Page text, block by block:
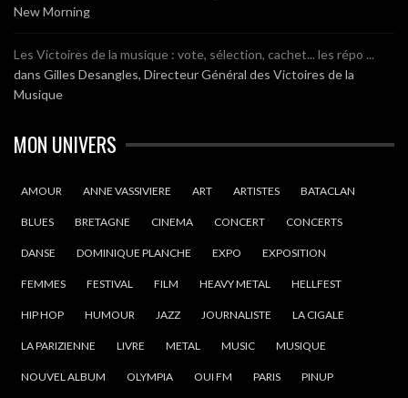
New Morning
Les Victoires de la musique : vote, sélection, cachet... les répo ...
dans Gilles Desangles, Directeur Général des Victoires de la
Musique
MON UNIVERS
AMOUR ANNE VASSIVIERE ART ARTISTES BATACLAN
BLUES BRETAGNE CINEMA CONCERT CONCERTS
DANSE DOMINIQUE PLANCHE EXPO EXPOSITION
FEMMES FESTIVAL FILM HEAVY METAL HELLFEST
HIP HOP HUMOUR JAZZ JOURNALISTE LA CIGALE
LA PARIZIENNE LIVRE METAL MUSIC MUSIQUE
NOUVEL ALBUM OLYMPIA OUI FM PARIS PINUP